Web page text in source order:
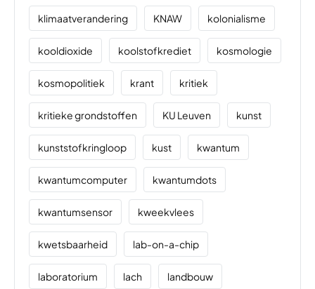
klimaatverandering KNAW kolonialisme
kooldioxide koolstofkrediet kosmologie
kosmopolitiek krant kritiek
kritieke grondstoffen KU Leuven kunst
kunststofkringloop kust kwantum
kwantumcomputer kwantumdots
kwantumsensor kweekvlees
kwetsbaarheid lab-on-a-chip
laboratorium lach landbouw